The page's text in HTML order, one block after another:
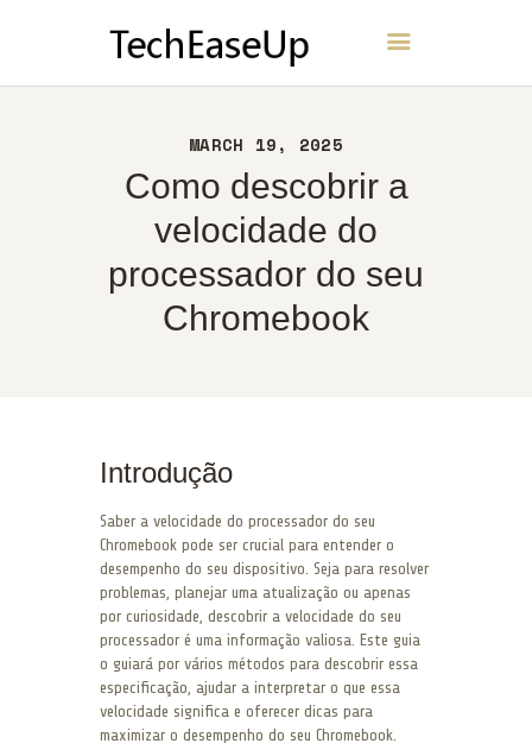
MARCH 19, 2025
Como descobrir a
velocidade do
processador do seu
Chromebook
TechEaseUp
SOBRE
CONTATO
POLÍTICA
PORTUGUÊS
Introdução
Saber a velocidade do processador do seu
Chromebook pode ser crucial para entender o
desempenho do seu dispositivo. Seja para resolver
problemas, planejar uma atualização ou apenas
por curiosidade, descobrir a velocidade do seu
processador é uma informação valiosa. Este guia
o guiará por vários métodos para descobrir essa
especificação, ajudar a interpretar o que essa
velocidade significa e oferecer dicas para
maximizar o desempenho do seu Chromebook.